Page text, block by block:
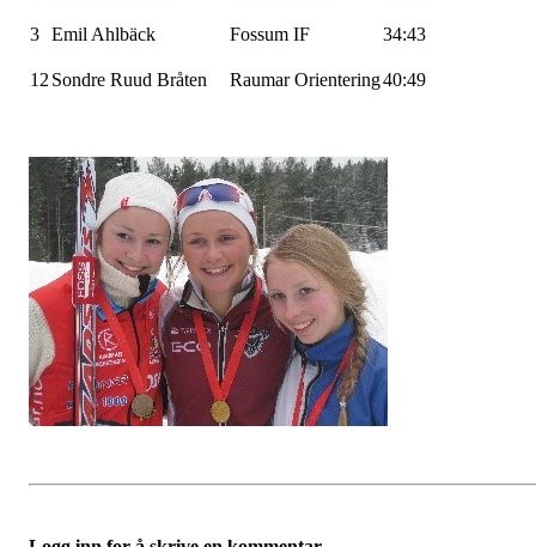
3 Emil Ahlbäck Fossum IF 34:43
12 Sondre Ruud Bråten RaumarOrientering40:49